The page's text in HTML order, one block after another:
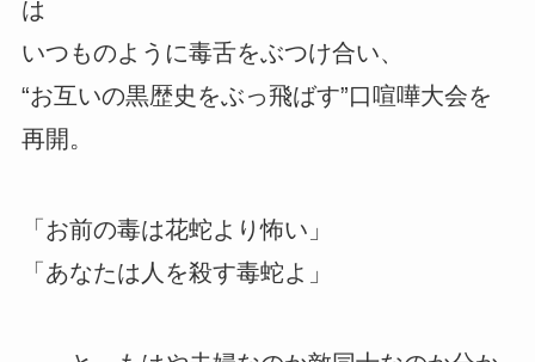
は
いつものように毒舌をぶつけ合い、
“お互いの黒歴史をぶっ飛ばす”口喧嘩大会を
再開。
「お前の毒は花蛇より怖い」
「あなたは人を殺す毒蛇よ」